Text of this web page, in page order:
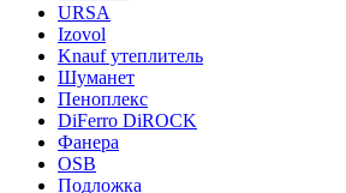
URSA
Izovol
Knauf утеплитель
Шуманет
Пеноплекс
DiFerro DiROCK
Фанера
OSB
Подложка